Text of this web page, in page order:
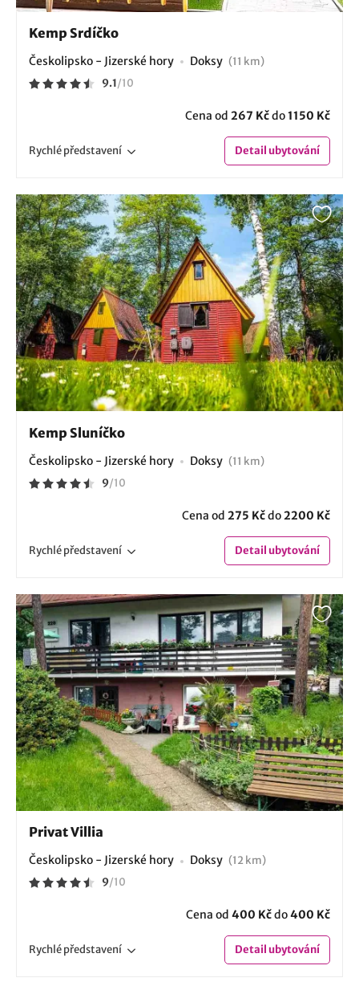
Kemp Srdíčko
Českolipsko - Jizerské hory Doksy (11 km)
9.1/10
Cena od 267 Kčdo1150 Kč
Rychlépředstavení Detailubytování
Kemp Sluníčko
Českolipsko - Jizerské hory Doksy (11 km)
9/10
Cena od 275 Kčdo 2200 Kč
Rychlépředstavení Detailubytování
Privat Villia
Českolipsko - Jizerské hory Doksy (12 km)
9/10
Cena od 400 Kčdo400 Kč
Rychlépředstavení Detailubytování